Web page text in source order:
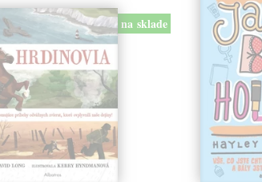
na sklade